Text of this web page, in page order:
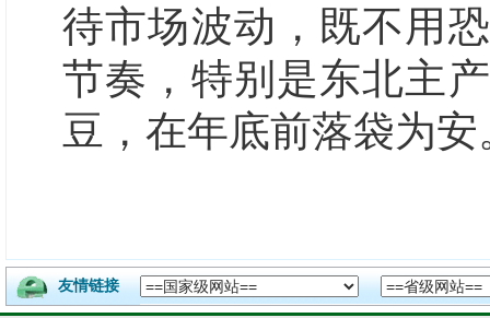
待市场波动，既不用
节奏，特别是东北主
豆，在年底前落袋为安
友情链接